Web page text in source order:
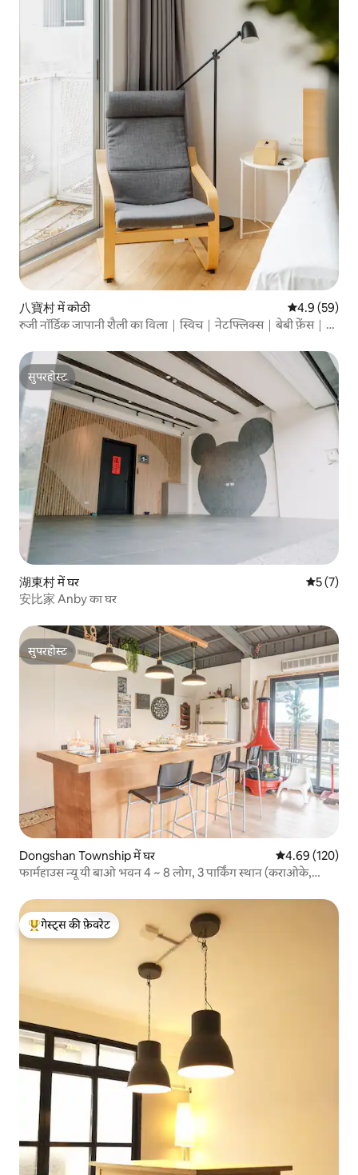
八寶村 में कोठी औसत रेटिंग 5 में
4.9 (59)
रुजी नॉर्डिक जापानी शैली का विला｜स्विच｜नेटफ्लिक्स｜बेबी फ़ेंस｜
सुपरहोस्ट
सुपरहोस्ट
湖東村 में घर औसत रेटिंग
5 (7)
安比家 Anby का घर
सुपरहोस्ट
सुपरहोस्ट
Dongshan Township में घर औसत रेटिंग 5 में से
4.69 (120)
फार्महाउस न्यू यी बाओ भवन 4 ~ 8 लोग, 3 पार्किंग स्थान (कराओके,
बिल्कुल सही
गेस्ट्स का टॉप फ़ेवरेट
गेस्ट्स की फ़ेवरेट